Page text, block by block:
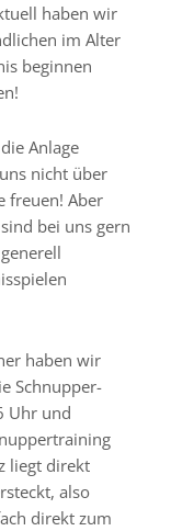
haben wir
im Alter
beginnen
Anlage
nicht über
freuen! Aber
bei uns gern
haben wir
Schnupper-
Uhr und
liegt direkt
also
direkt zum